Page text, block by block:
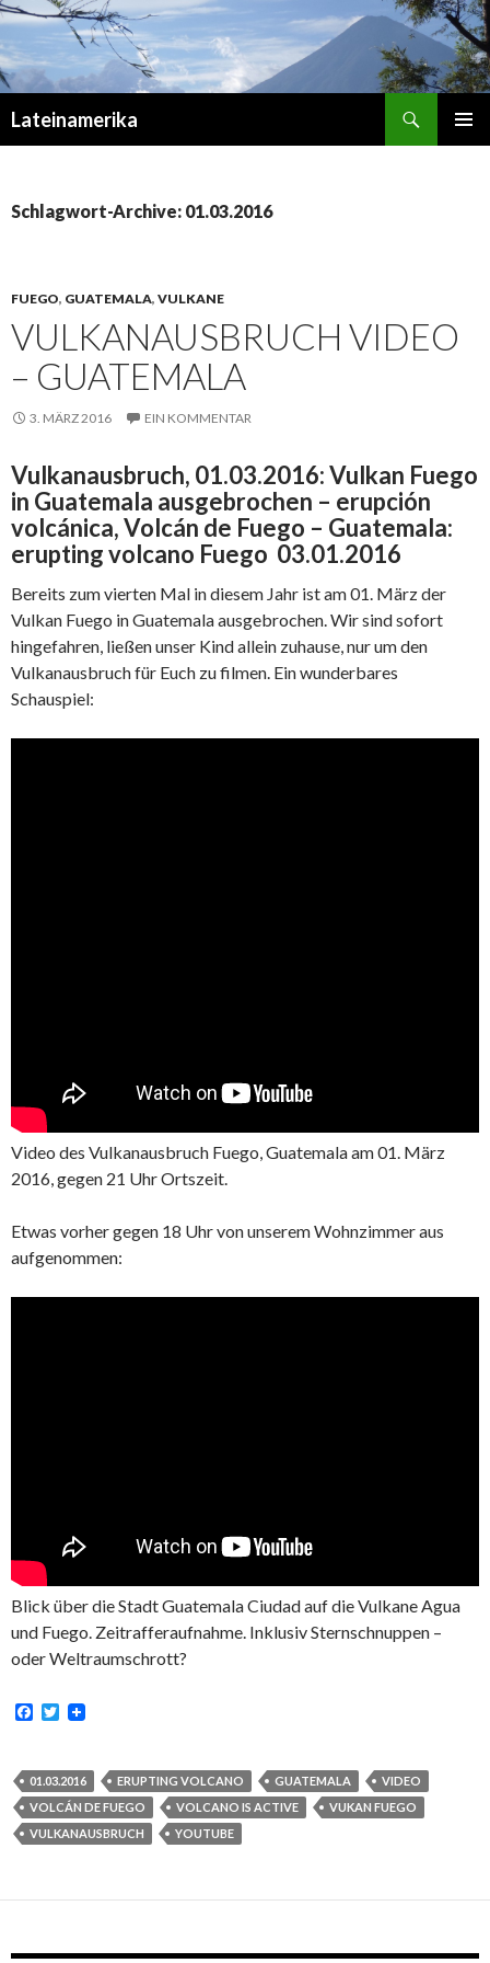
Lateinamerika
Schlagwort-Archive: 01.03.2016
FUEGO, GUATEMALA, VULKANE
VULKANAUSBRUCH VIDEO
– GUATEMALA
3. MÄRZ 2016 EIN KOMMENTAR
Vulkanausbruch, 01.03.2016: Vulkan Fuego
in Guatemala ausgebrochen – erupción
volcánica, Volcán de Fuego – Guatemala:
erupting volcano Fuego 03.01.2016
Bereits zum vierten Mal in diesem Jahr ist am 01. März der
Vulkan Fuego in Guatemala ausgebrochen. Wir sind sofort
hingefahren, ließen unser Kind allein zuhause, nur um den
Vulkanausbruch für Euch zu filmen. Ein wunderbares
Schauspiel:
Video des Vulkanausbruch Fuego, Guatemala am 01. März
2016, gegen 21 Uhr Ortszeit.
Etwas vorher gegen 18 Uhr von unserem Wohnzimmer aus
aufgenommen:
Blick über die Stadt Guatemala Ciudad auf die Vulkane Agua
und Fuego. Zeitrafferaufnahme. Inklusiv Sternschnuppen –
oder Weltraumschrott?
F
b
o
o
k
T
t
e
r
01.03.2016 ERUPTING VOLCANO GUATEMALA
VIDEO
VOLCÁN DE FUEGO
VOLCANO IS ACTIVE
VUKAN FUEGO
VULKANAUSBRUCH
YOUTUBE